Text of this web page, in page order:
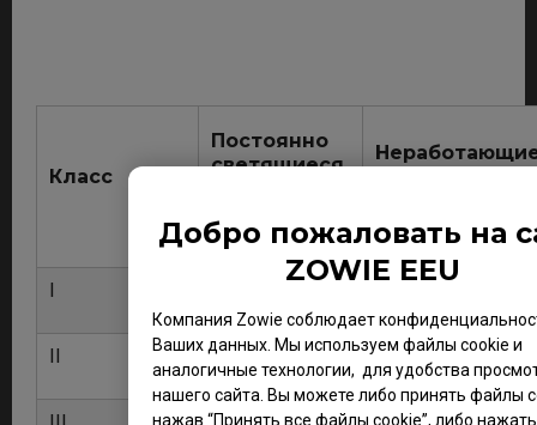
Добро пожаловать на
ZOWIE EEU
Компания Zowie соблюдает
Ваших данных. Мы используем файлы cookie и
аналогичные технологии, для удобства
нашего сайта. Вы можете либо принять файлы
нажав “Принять все файлы cookie”, либо нажать
Класс
Постоянно
светящиеся
I
II 2 2